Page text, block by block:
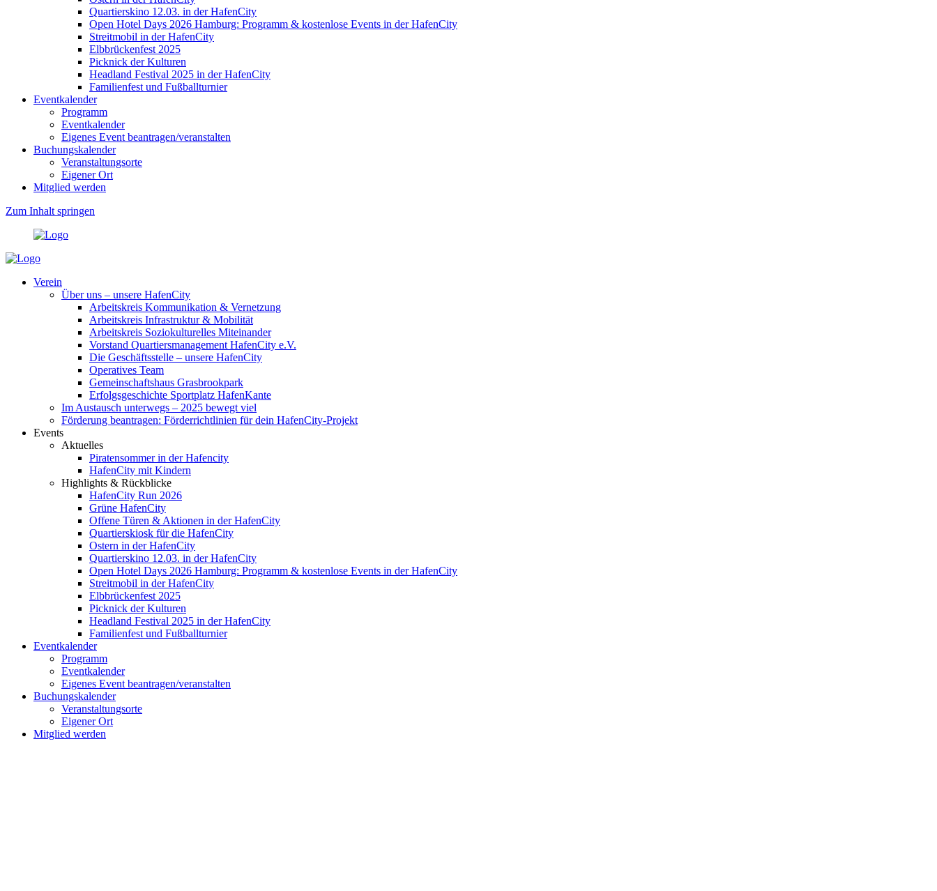
Quartierskino 12.03. in der HafenCity
Open Hotel Days 2026 Hamburg: Programm & kostenlose Events in der HafenCity
Streitmobil in der HafenCity
Elbbrückenfest 2025
Picknick der Kulturen
Headland Festival 2025 in der HafenCity
Familienfest und Fußballturnier
Eventkalender
Programm
Eventkalender
Eigenes Event beantragen/veranstalten
Buchungskalender
Veranstaltungsorte
Eigener Ort
Mitglied werden
Zum Inhalt springen
Verein
Über uns – unsere HafenCity
Arbeitskreis Kommunikation & Vernetzung
Arbeitskreis Infrastruktur & Mobilität
Arbeitskreis Soziokulturelles Miteinander
Vorstand Quartiersmanagement HafenCity e.V.
Die Geschäftsstelle – unsere HafenCity
Operatives Team
Gemeinschaftshaus Grasbrookpark
Erfolgsgeschichte Sportplatz HafenKante
Im Austausch unterwegs – 2025 bewegt viel
Förderung beantragen: Förderrichtlinien für dein HafenCity-Projekt
Events
Aktuelles
Piratensommer in der Hafencity
HafenCity mit Kindern
Highlights & Rückblicke
HafenCity Run 2026
Grüne HafenCity
Offene Türen & Aktionen in der HafenCity
Quartierskiosk für die HafenCity
Ostern in der HafenCity
Quartierskino 12.03. in der HafenCity
Open Hotel Days 2026 Hamburg: Programm & kostenlose Events in der HafenCity
Streitmobil in der HafenCity
Elbbrückenfest 2025
Picknick der Kulturen
Headland Festival 2025 in der HafenCity
Familienfest und Fußballturnier
Eventkalender
Programm
Eventkalender
Eigenes Event beantragen/veranstalten
Buchungskalender
Veranstaltungsorte
Eigener Ort
Mitglied werden